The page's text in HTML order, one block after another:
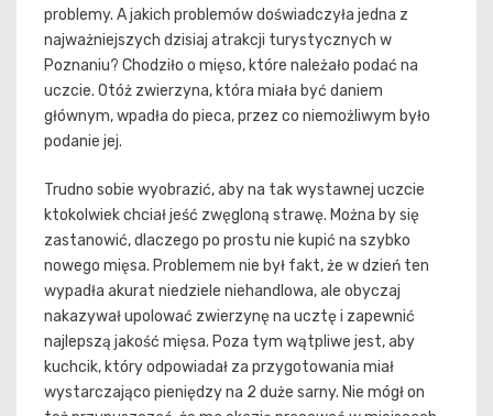
problemy. A jakich problemów doświadczyła jedna z
najważniejszych dzisiaj atrakcji turystycznych w
Poznaniu? Chodziło o mięso, które należało podać na
uczcie. Otóż zwierzyna, która miała być daniem
głównym, wpadła do pieca, przez co niemożliwym było
podanie jej.
Trudno sobie wyobrazić, aby na tak wystawnej uczcie
ktokolwiek chciał jeść zwęgloną strawę. Można by się
zastanowić, dlaczego po prostu nie kupić na szybko
nowego mięsa. Problemem nie był fakt, że w dzień ten
wypadła akurat niedziele niehandlowa, ale obyczaj
nakazywał upolować zwierzynę na ucztę i zapewnić
najlepszą jakość mięsa. Poza tym wątpliwe jest, aby
kuchcik, który odpowiadał za przygotowania miał
wystarczająco pieniędzy na 2 duże sarny. Nie mógł on